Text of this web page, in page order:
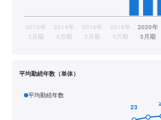
平均勤続年数（単体）
平均勤続年数